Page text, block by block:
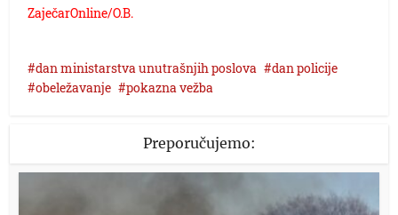
ZaječarOnline/O.B.
dan ministarstva unutrašnjih poslova
dan policije
obeležavanje
pokazna vežba
Preporučujemo: